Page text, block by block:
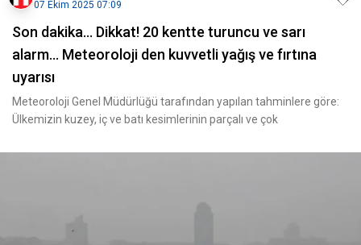
07 Ekim 2025 07:09
Son dakika... Dikkat! 20 kentte turuncu ve sarı
alarm... Meteoroloji den kuvvetli yağış ve fırtına
uyarısı
Meteoroloji Genel Müdürlüğü tarafından yapılan tahminlere göre:
Ülkemizin kuzey, iç ve batı kesimlerinin parçalı ve çok